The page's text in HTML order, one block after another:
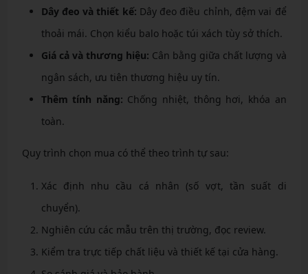
Dây đeo và thiết kế: Dây đeo điều chỉnh, đệm vai để
thoải mái. Chọn kiểu balo hoặc túi xách tùy sở thích.
Giá cả và thương hiệu: Cân bằng giữa chất lượng và
ngân sách, ưu tiên thương hiệu uy tín.
Thêm tính năng: Chống nhiệt, thông hơi, khóa an
toàn.
Quy trình chọn mua có thể theo trình tự sau:
Xác định nhu cầu cá nhân (số vợt, tần suất di
chuyển).
Nghiên cứu các mẫu trên thị trường, đọc review.
Kiểm tra trực tiếp chất liệu và thiết kế tại cửa hàng.